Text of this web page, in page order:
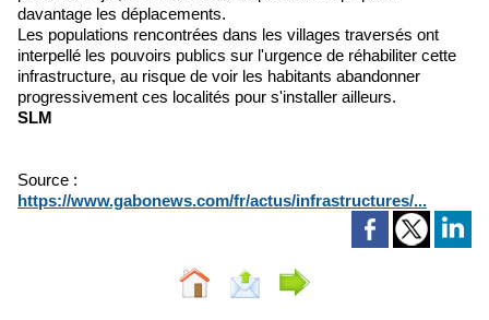
davantage les déplacements.
Les populations rencontrées dans les villages traversés ont
interpellé les pouvoirs publics sur l'urgence de réhabiliter cette
infrastructure, au risque de voir les habitants abandonner
progressivement ces localités pour s'installer ailleurs.
SLM
Source :
https://www.gabonews.com/fr/actus/infrastructures/...